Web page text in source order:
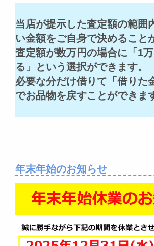
当店が提示した査定額の範囲
い金額をご自身で決めること
査定額が数万円の場合に「1
る」という選択ができます。
必要な分だけ借りて「借りた
でお品物を戻すことができま
年末年始のお知らせ